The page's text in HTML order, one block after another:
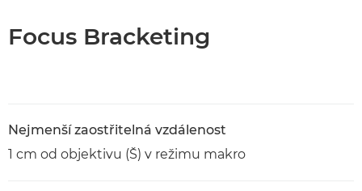
Focus Bracketing
Nejmenší zaostřitelná vzdálenost
1 cm od objektivu (Š) v režimu makro